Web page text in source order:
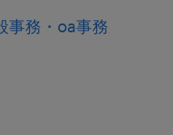
事務・oa事務